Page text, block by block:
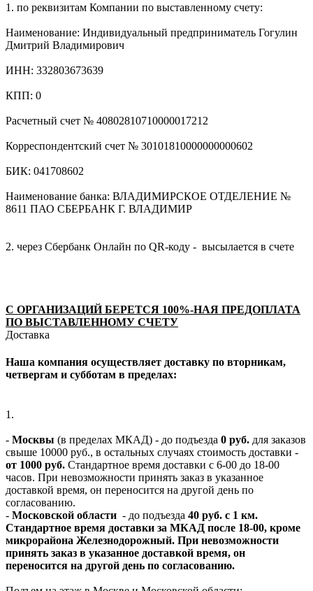
1. по реквизитам Компании по выставленному счету:
Наименование: Индивидуальный предприниматель Гогулин
Дмитрий Владимирович
ИНН: 332803673639
КПП: 0
Расчетный счет № 40802810710000017212
Корреспондентский счет № 30101810000000000602
БИК: 041708602
Наименование банка: ВЛАДИМИРСКОЕ ОТДЕЛЕНИЕ №
8611 ПАО СБЕРБАНК Г. ВЛАДИМИР
2. через Сбербанк Онлайн по QR-коду - высылается в счете
С ОРГАНИЗАЦИЙ БЕРЕТСЯ 100%-НАЯ ПРЕДОПЛАТА
ПО ВЫСТАВЛЕННОМУ СЧЕТУ
Доставка
Наша компания осуществляет доставку по вторникам,
четвергам и субботам в пределах:
1.
- Москвы (в пределах МКАД) - до подъезда 0 руб. для заказов
свыше 10000 руб., в остальных случаях стоимость доставки -
от 1000 руб. Стандартное время доставки с 6-00 до 18-00
часов. При невозможности принять заказ в указанное
доставкой время, он переносится на другой день по
согласованию.
- Московской области - до подъезда 40 руб. с 1 км.
Стандартное время доставки за МКАД после 18-00, кроме
микрорайона Железнодорожный. При невозможности
принять заказ в указанное доставкой время, он
переносится на другой день по согласованию.